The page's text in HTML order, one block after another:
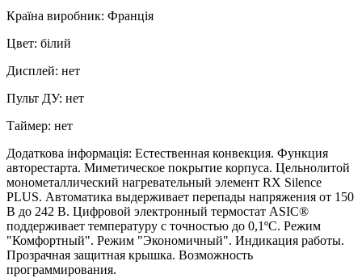
Країна виробник: Франція
Цвет: білий
Дисплей: нет
Пульт ДУ: нет
Таймер: нет
Додаткова інформація: Естественная конвекция. Функция
авторестарта. Миметическое покрытие корпуса. Цельнолитой
монометаллический нагревательный элемент RX Silence
PLUS. Автоматика выдерживает перепады напряжения от 150
В до 242 В. Цифровой электронный термостат ASIC®
поддерживает температуру с точностью до 0,1ºС. Режим
"Комфортный". Режим "Экономичный". Индикация работы.
Прозрачная защитная крышка. Возможность
программирования.